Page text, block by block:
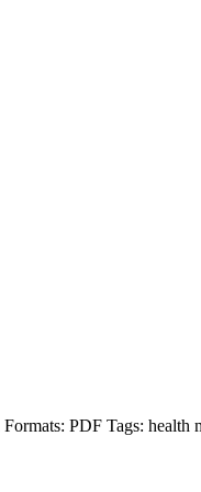
Formats: PDF Tags: health